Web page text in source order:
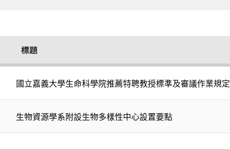
標題
國立嘉義大學生命科學院推薦特聘教授標準及審議作業規定
生物資源學系附設生物多樣性中心設置要點